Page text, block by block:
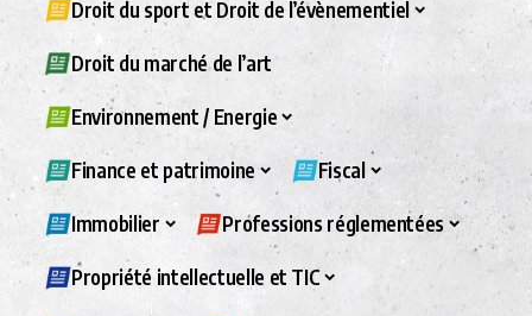
Droit du sport et Droit de l’évènementiel
Droit du marché de l’art
Environnement / Energie
Finance et patrimoine Fiscal
Immobilier Professions réglementées
Propriété intellectuelle et TIC